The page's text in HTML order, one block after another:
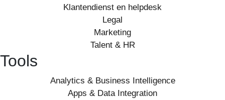
Klantendienst en helpdesk
Legal
Marketing
Talent & HR
Tools
Analytics & Business Intelligence
Apps & Data Integration